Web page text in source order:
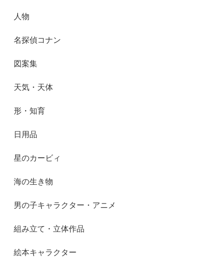
人物
名探偵コナン
図案集
天気・天体
形・知育
日用品
星のカービィ
海の生き物
男の子キャラクター・アニメ
組み立て・立体作品
絵本キャラクター